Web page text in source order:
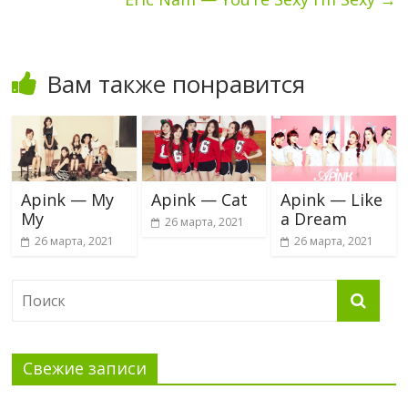
Вам также понравится
Apink — My
My
26 марта, 2021
Apink — Cat
26 марта, 2021
Apink — Like
a Dream
26 марта, 2021
Свежие записи